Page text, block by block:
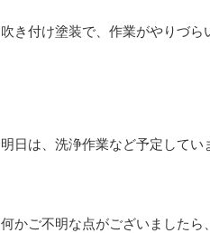
吹き付け塗装で、作業がやりづら
明日は、洗浄作業など予定してい
何かご不明な点がございましたら